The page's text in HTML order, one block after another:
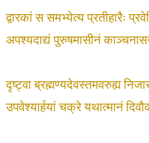
द्वारकां स समभ्येत्य प्रतीहारैः
अपश्यदाद्यं पुरुषमासीनं
दृष्ट्वा ब्रह्मण्यदेवस्तमवरुह्य
उपवेश्यार्हयां चक्रे यथात्मानं